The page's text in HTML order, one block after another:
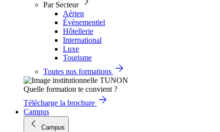
Par Secteur
Aérien
Évènementiel
Hôtellerie
International
Luxe
Tourisme
Toutes nos formations
Quelle formation te convient ?
Télécharge la brochure
Campus
Campus